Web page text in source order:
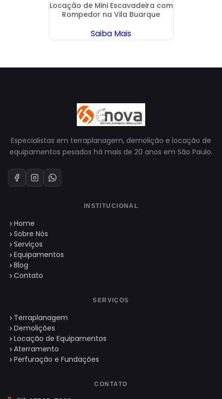
Locação de Mini Escavadeira com
Rompedor na Vila Buarque
Saiba Mais
Especialistas em terraplanagem, demolição e locação de
equipamentos pesados há mais de 20 anos em São Paulo.
INSTITUCIONAL
Home
Sobre Nós
Serviços
Equipamentos
Blog
Contato
SERVIÇOS
Terraplanagem
Demolições
Locação de Equipamentos
Aterramento
Perfuração e Fundações
CONTATO